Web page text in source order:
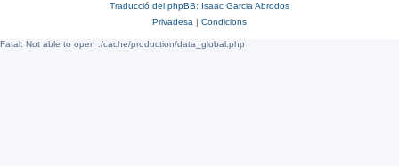
Traducció del phpBB: Isaac Garcia Abrodos
Privadesa | Condicions
Fatal: Not able to open ./cache/production/data_global.php